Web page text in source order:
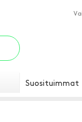
Suosituimmat